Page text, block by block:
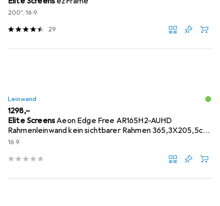
200", 16:9
29
Leinwand
EUR
1298,–
Elite ScreensAeon Edge Free AR165H2-AUHD
Rahmenleinwand kein sichtbarer Rahmen 365,3X205,5cm
16:9
16:9